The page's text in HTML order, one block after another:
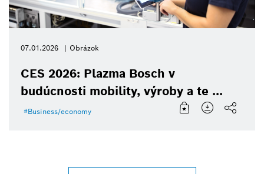
07.01.2026 Obrázok
CES 2026: Plazma Bosch v
budúcnosti mobility, výroby a te ...
Business/economy